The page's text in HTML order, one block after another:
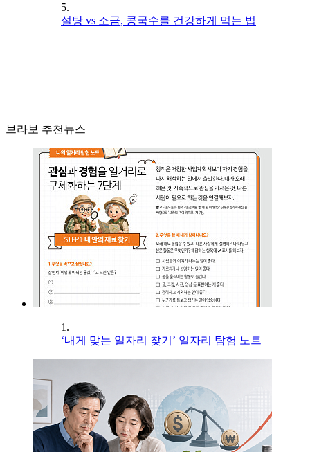
5.
설탕 vs 소금, 콩국수를 건강하게 먹는 법
브라보 추천뉴스
1.
‘내게 맞는 일자리 찾기’ 일자리 탐험 노트